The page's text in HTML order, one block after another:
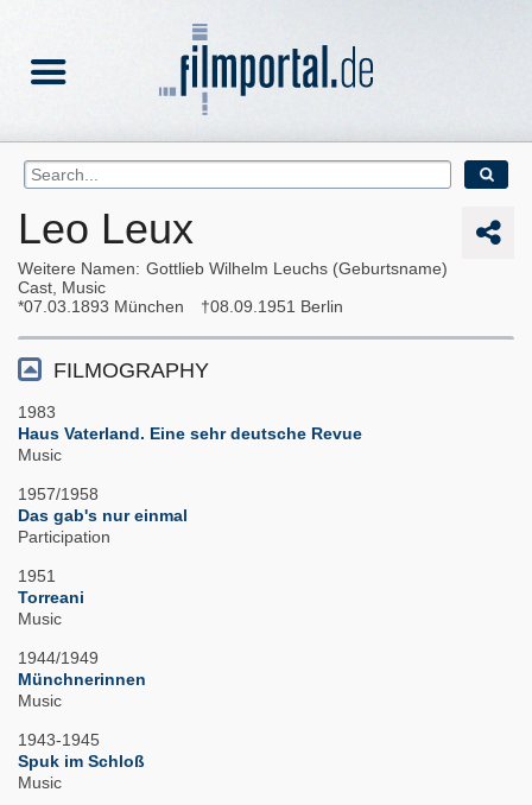
Leo Leux
Weitere Namen
Gottlieb Wilhelm Leuchs (Geburtsname)
Cast, Music
07.03.1893 München 08.09.1951 Berlin
FILMOGRAPHY
1983
Haus Vaterland. Eine sehr deutsche Revue
Music
1957/1958
Das gab's nur einmal
Participation
1951
Torreani
Music
1944/1949
Münchnerinnen
Music
1943-1945
Spuk im Schloß
Music